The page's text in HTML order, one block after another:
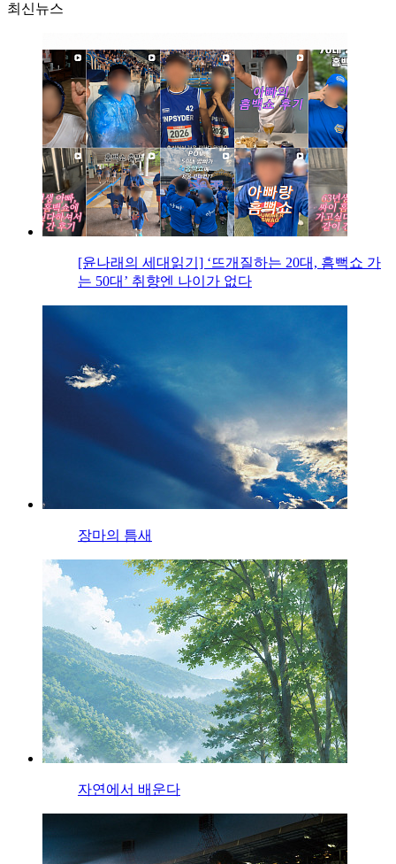
최신뉴스
[윤나래의 세대읽기] ‘뜨개질하는 20대, 흠뻑쇼 가
는 50대’ 취향엔 나이가 없다
장마의 틈새
자연에서 배운다